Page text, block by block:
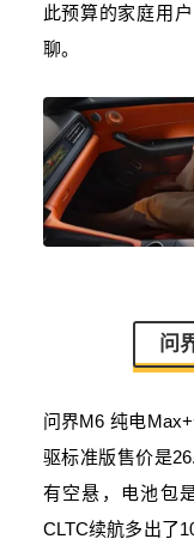
此预算的家庭用
聊。
问
问界M6 纯电
驱标准版售价是
有空悬，电池包
CLTC续航多出了